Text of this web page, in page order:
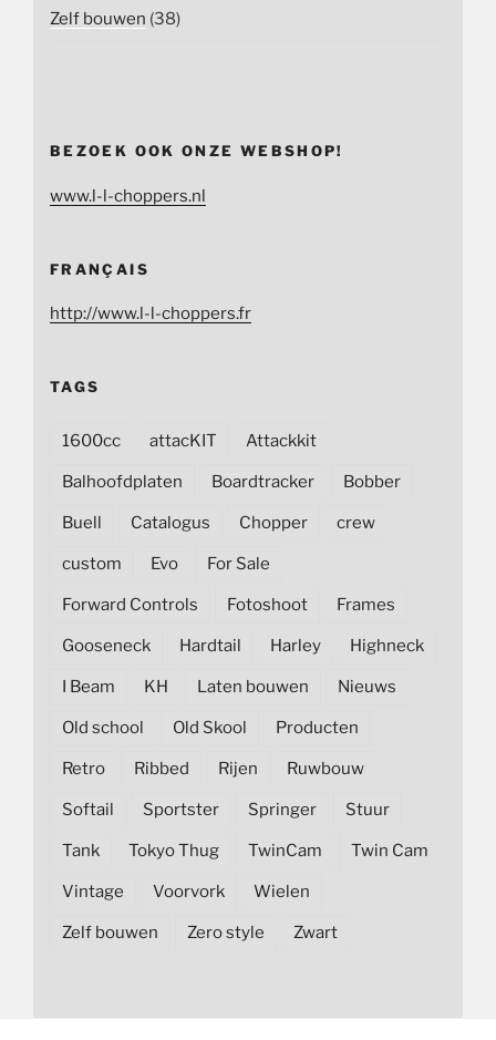
Zelf bouwen (38)
BEZOEK OOK ONZE WEBSHOP!
www.l-l-choppers.nl
FRANÇAIS
http://www.l-l-choppers.fr
TAGS
1600cc attacKIT Attackkit
Balhoofdplaten Boardtracker Bobber
Buell Catalogus Chopper crew
custom Evo For Sale
Forward Controls Fotoshoot Frames
Gooseneck Hardtail Harley Highneck
I Beam KH Laten bouwen Nieuws
Old school Old Skool Producten
Retro Ribbed Rijen Ruwbouw
Softail Sportster Springer Stuur
Tank Tokyo Thug TwinCam Twin Cam
Vintage Voorvork Wielen
Zelf bouwen Zero style Zwart